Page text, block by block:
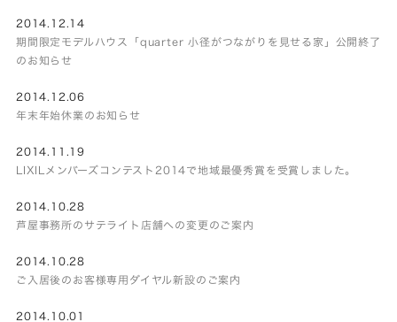
2014.12.14
期間限定モデルハウス「quarter 小径がつながりを見せる家」公開終了
のお知らせ
2014.12.06
年末年始休業のお知らせ
2014.11.19
LIXILメンバーズコンテスト2014で地域最優秀賞を受賞しました。
2014.10.28
芦屋事務所のサテライト店舗への変更のご案内
2014.10.28
ご入居後のお客様専用ダイヤル新設のご案内
2014.10.01